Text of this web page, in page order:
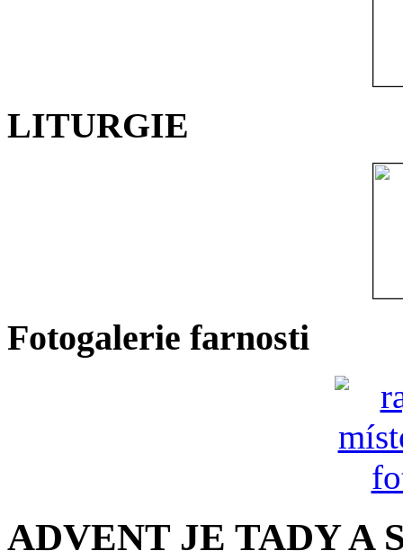
LITURGIE
Fotogalerie farnosti
ADVENT JE TADY A